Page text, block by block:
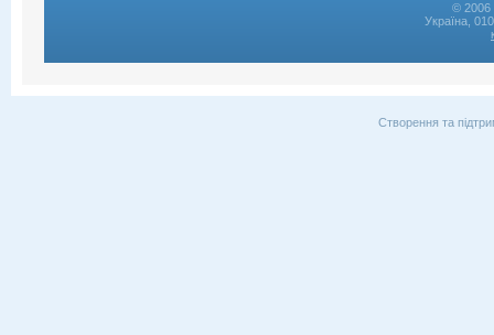
© 2006
Україна,
Створення та